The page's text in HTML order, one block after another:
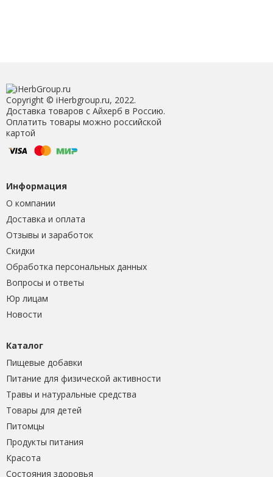
Copyright © iHerbgroup.ru, 2022.
Доставка товаров с Айхерб в Россию.
Оплатить товары можно российской
картой
Информация
О компании
Доставка и оплата
Отзывы и заработок
Скидки
Обработка персональных данных
Вопросы и ответы
Юр лицам
Новости
Каталог
Пищевые добавки
Питание для физической активности
Травы и натуральные средства
Товары для детей
Питомцы
Продукты питания
Красота
Состояния здоровья